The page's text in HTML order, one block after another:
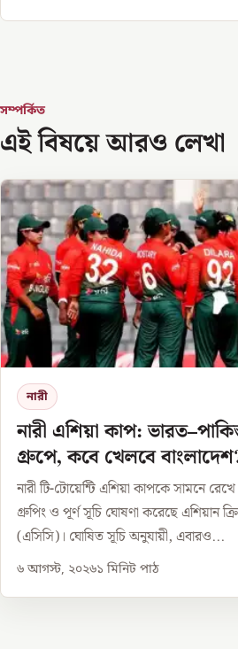
সম্পর্কিত
এই বিষয়ে আরও লেখা
নারী
নারী এশিয়া কাপ:
গ্রুপে, কবে খেলবে
নারী টি-টোয়েন্টি এশিয়া কাপকে সামনে রেখে
গ্রুপিং ও পূর্ণ সূচি ঘোষণা করেছে এশিয়ান
(এসিসি)। ঘোষিত সূচি অনুযায়ী, এবারও...
৬ আগস্ট, ২০২৬১ মিনিট পাঠ